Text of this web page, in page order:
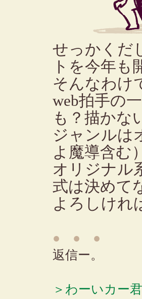
せっかくだ
トを今年も
そんなわけ
web拍手の
も？描かな
ジャンルは
よ魔導含む
オリジナル
式は決めて
よろしけれ
● ● ●
返信ー。
＞わーいカー